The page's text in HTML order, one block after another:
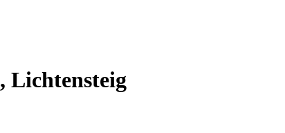
, Lichtensteig